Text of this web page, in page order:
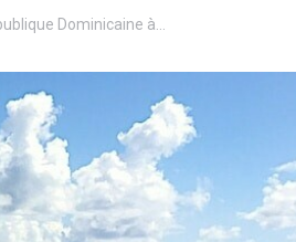
Dominicaine à…